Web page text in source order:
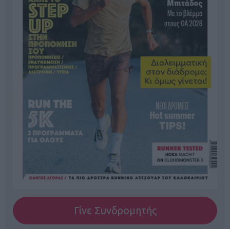
Γίνε Συνδρομητής